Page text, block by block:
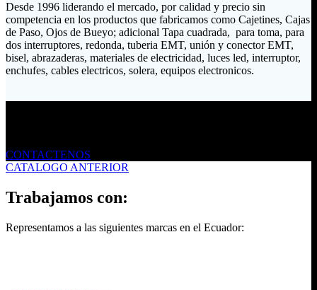
Desde 1996 liderando el mercado, por calidad y precio sin
competencia en los productos que fabricamos como Cajetines, Cajas
de Paso, Ojos de Bueyo; adicional Tapa cuadrada, para toma, para
dos interruptores, redonda, tuberia EMT, unión y conector EMT,
bisel, abrazaderas, materiales de electricidad, luces led, interruptor,
enchufes, cables electricos, solera, equipos electronicos.
CONTACTENOS
CATALOGO ANTERIOR
Trabajamos con:
Representamos a las siguientes marcas en el Ecuador: